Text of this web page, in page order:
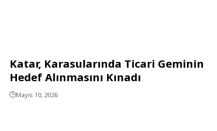
Katar, Karasularında Ticari Geminin
Hedef Alınmasını Kınadı
Mayıs 10, 2026